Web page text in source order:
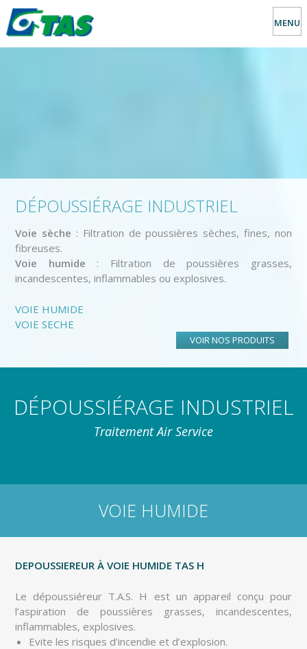
MENU
DÉPOUSSIÉRAGE INDUSTRIEL
Voie sèche : Filtration de poussières sèches, fines, non
fibreuses.
Voie humide : Filtration de poussières grasses,
incandescentes, inflammables ou explosives.
VOIE HUMIDE
VOIE SECHE
VOIR NOS PRODUITS
DÉPOUSSIÉRAGE INDUSTRIEL
Traitement Air Service
VOIE HUMIDE
DEPOUSSIEREUR À VOIE HUMIDE TAS H
Le dépoussiéreur T.A.S. H est un appareil conçu pour
l’aspiration de poussières grasses, incandescentes,
inflammables, explosives.
Evite les risques d’incendie et d’explosion.